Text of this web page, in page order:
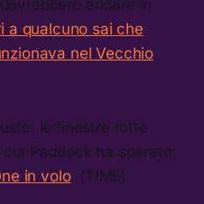
andare in
a qualcuno sai che
nel Vecchio
le finestre rotte
cui Paddock ha sparato;
in volo. (TIME)